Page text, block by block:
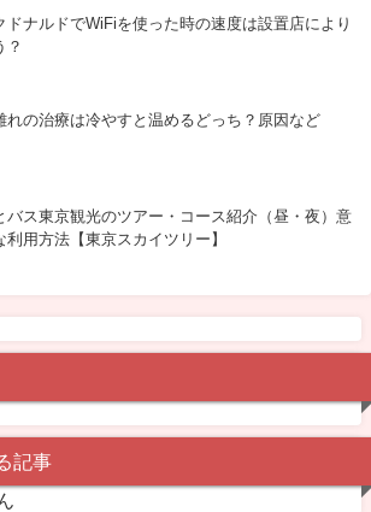
ドナルドでWiFiを使った時の速度は設置店により
？
れの治療は冷やすと温めるどっち？原因など
バス東京観光のツアー・コース紹介（昼・夜）意
利用方法【東京スカイツリー】
記事